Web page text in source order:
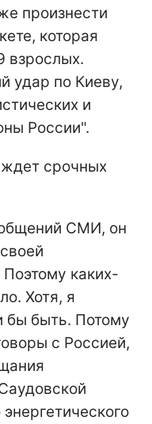
произнести
которая
взрослых.
удар по Киеву,
и
России".
срочных
СМИ, он
каких-
Хотя, я
быть. Потому
с Россией,